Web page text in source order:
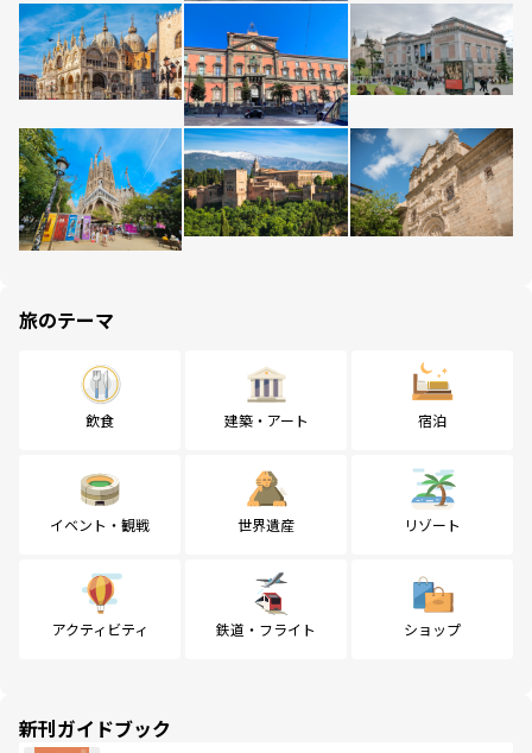
旅のテーマ
飲食 建築・アート 宿泊
イベント・観戦 世界遺産 リゾート
アクティビティ 鉄道・フライト ショップ
新刊ガイドブック